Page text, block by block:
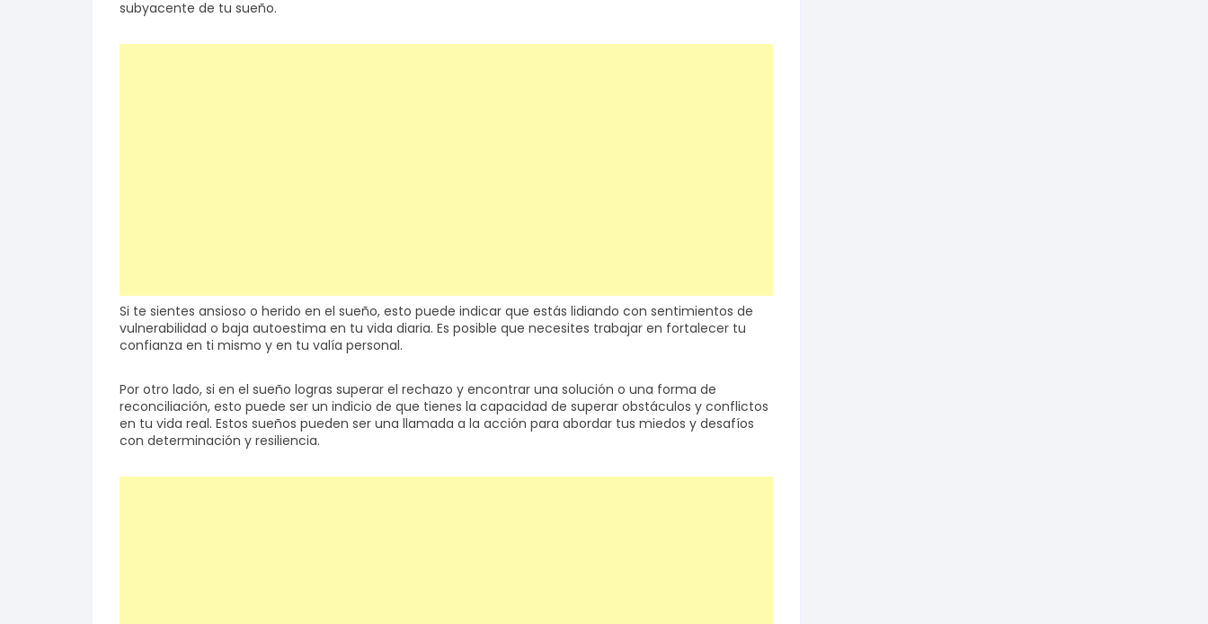
subyacente de tu sueño.
Si te sientes ansioso o herido en el sueño, esto puede indicar que estás lidiando con sentimientos de
vulnerabilidad o baja autoestima en tu vida diaria. Es posible que necesites trabajar en fortalecer tu
confianza en ti mismo y en tu valía personal.
Por otro lado, si en el sueño logras superar el rechazo y encontrar una solución o una forma de
reconciliación, esto puede ser un indicio de que tienes la capacidad de superar obstáculos y conflictos
en tu vida real. Estos sueños pueden ser una llamada a la acción para abordar tus miedos y desafíos
con determinación y resiliencia.